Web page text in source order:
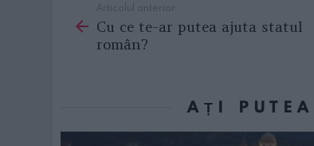
more
Articolul anterior
Cu ce te-ar putea ajuta statul
român?
AȚI